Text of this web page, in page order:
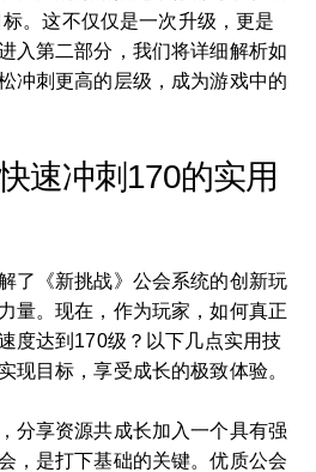
标。这不仅仅是一次升级，更是
入第二部分，我们将详细解析如
冲刺更高的层级，成为游戏中的
速冲刺170的实用
了《新挑战》公会系统的创新玩
量。现在，作为玩家，如何真正
度达到170级？以下几点实用技
现目标，享受成长的极致体验。
分享资源共成长加入一个具有强
，是打下基础的关键。优质公会